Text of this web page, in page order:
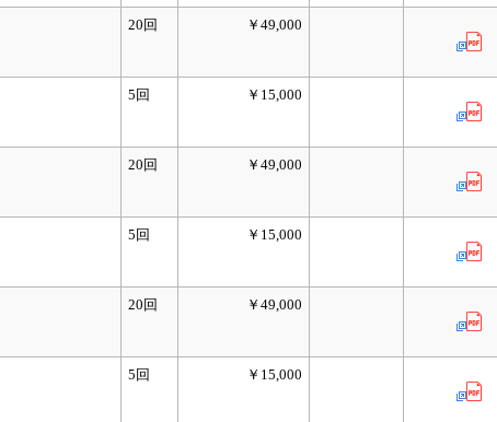
20回
￥49,000
5回
￥15,000
20回
￥49,000
5回
￥15,000
20回
￥49,000
5回
￥15,000